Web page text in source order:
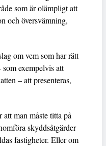
som är olämpligt att
och översvämning,
om vem som har rätt
exempelvis att
– att presenteras,
man måste titta på
skyddsåtgärder
fastigheter. Eller om